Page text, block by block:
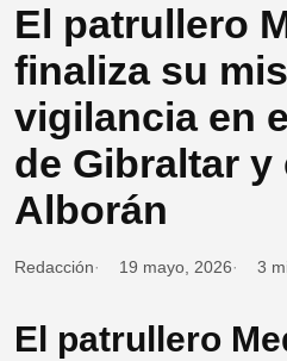
El patrullero
finaliza su
vigilancia en
de Gibraltar y
Alborán
Redacción 19 mayo, 2026 3
El patrullero